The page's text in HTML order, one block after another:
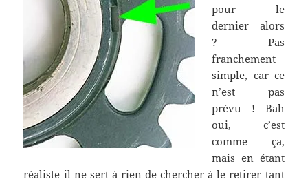
pour le
dernier alors
? Pas
franchement
simple, car ce
n’est pas
prévu ! Bah
oui, c’est
comme ça,
mais en étant
réaliste il ne sert à rien de chercher à le retirer tant